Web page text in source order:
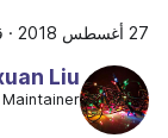
27 أغسطس 2018 ·
Liu
Maintainer